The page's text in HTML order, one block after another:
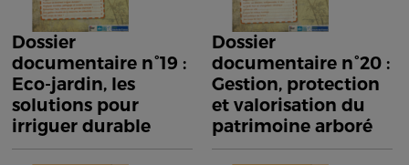
Dossier
documentaire n°19 :
Eco-jardin, les
solutions pour
irriguer durable
Dossier
documentaire n°20 :
Gestion, protection
et valorisation du
patrimoine arboré